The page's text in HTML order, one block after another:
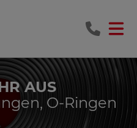
AUS
O-Ringen